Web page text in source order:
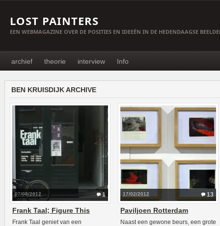
LOST PAINTERS
EEN WEBMAGAZINE OVER DE POSITIES EN IDEEËN IN DE HEDENDAAGSE
archief theorie interview Info
BEN KRUISDIJK ARCHIVE
1
07/08/2012
Frank Taal; Figure This
Frank Taal geniet van een
13
17/02/2012
Paviljoen Rotterdam
Naast een gewone beurs, een grote